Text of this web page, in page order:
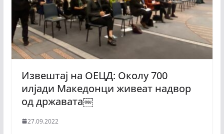
Извештај на ОЕЦД: Околу 700
илјади Македонци живеат надвор
од државата￼
27.09.2022